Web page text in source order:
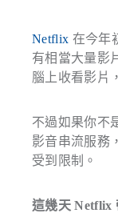
Netflix 在今年
有相當大量影
腦上收看影片
不過如果你不
影音串流服務
受到限制。
這幾天 Netflix